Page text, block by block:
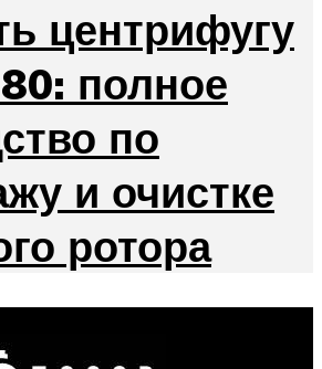
центрифугу
полное
по
и очистке
ротора